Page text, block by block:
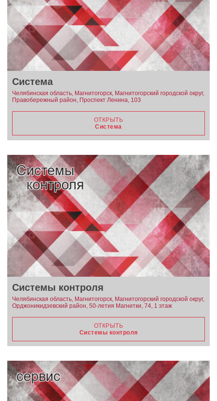
Система
Челябинская область, Магнитогорск, Магнитогорский городской округ,
Правобережный район, Проспект Ленина, 103
ОТКРЫТЬ
Система
Системы контроля
Челябинская область, Магнитогорск, Магнитогорский городской округ,
Орджоникидзевский район, 50-летия Магнитки, 74, 1 этаж
ОТКРЫТЬ
Системы контроля